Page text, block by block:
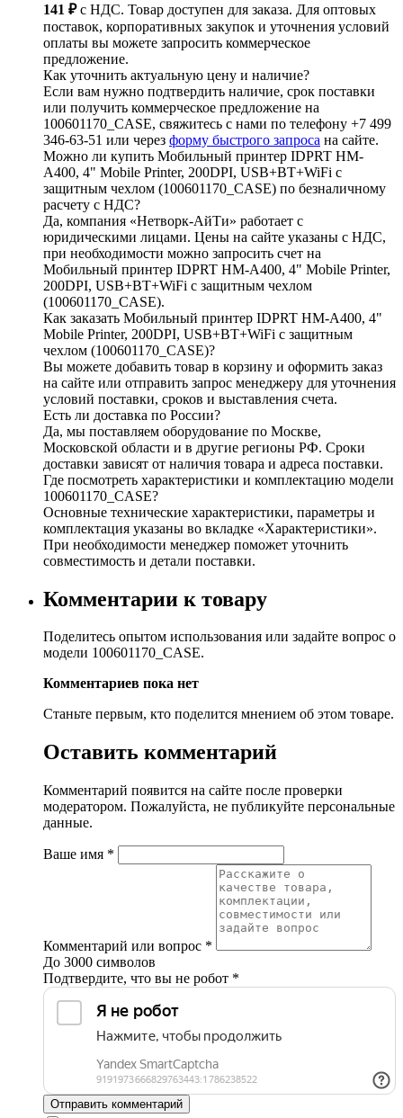
141 ₽с НДС. Товар доступен для заказа. Для оптовых
поставок, корпоративных закупок и уточнения условий
оплаты вы можете запросить коммерческое
предложение.
Как уточнить актуальную цену и наличие?
Если вам нужно подтвердить наличие, срок поставки
или получить коммерческое предложение на
100601170_CASE, свяжитесь с нами по телефону +7 499
346-63-51 или через форму быстрого запроса на сайте.
Можно ли купить Мобильный принтер IDPRT HM-
A400, 4" Mobile Printer, 200DPI, USB+BT+WiFi с
защитным чехлом (100601170_CASE) по безналичному
расчету с НДС?
Да, компания «Нетворк-АйТи» работает с
юридическими лицами. Цены на сайте указаны с НДС,
при необходимости можно запросить счет на
Мобильный принтер IDPRT HM-A400, 4" Mobile Printer,
200DPI, USB+BT+WiFi с защитным чехлом
(100601170_CASE).
Как заказать Мобильный принтер IDPRT HM-A400, 4"
Mobile Printer, 200DPI, USB+BT+WiFi с защитным
чехлом (100601170_CASE)?
Вы можете добавить товар в корзину и оформить заказ
на сайте или отправить запрос менеджеру для уточнения
условий поставки, сроков и выставления счета.
Есть ли доставка по России?
Да, мы поставляем оборудование по Москве,
Московской области и в другие регионы РФ. Сроки
доставки зависят от наличия товара и адреса поставки.
Где посмотреть характеристики и комплектацию модели
100601170_CASE?
Основные технические характеристики, параметры и
комплектация указаны во вкладке «Характеристики».
При необходимости менеджер поможет уточнить
совместимость и детали поставки.
Комментарии к товару
Поделитесь опытом использования или задайте вопрос о
модели 100601170_CASE.
Комментариев пока нет
Станьте первым, кто поделится мнением об этом товаре.
Оставить комментарий
Комментарий появится на сайте после проверки
модератором. Пожалуйста, не публикуйте персональные
данные.
Ваше имя *
Комментарий или вопрос *
До 3000 символов
Подтвердите, что вы не робот *
Отправить комментарий